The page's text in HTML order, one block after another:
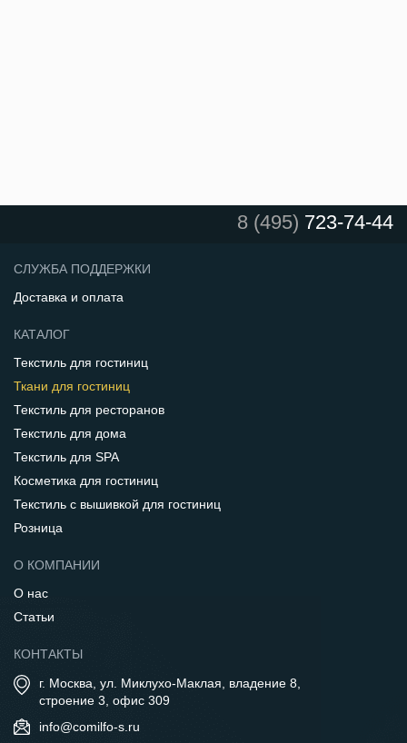
8 (495) 723-74-44
СЛУЖБА ПОДДЕРЖКИ
Доставка и оплата
КАТАЛОГ
Текстиль для гостиниц
Ткани для гостиниц
Текстиль для ресторанов
Текстиль для дома
Текстиль для SPA
Косметика для гостиниц
Текстиль с вышивкой для гостиниц
Розница
О КОМПАНИИ
О нас
Статьи
КОНТАКТЫ
г. Москва, ул. Миклухо-Маклая, владение 8,
строение 3, офис 309
info@comilfo-s.ru